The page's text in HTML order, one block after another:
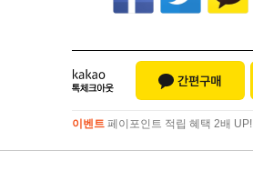
이벤트 페이포인트 적립 혜택 2배 UP!
이벤트페이포인트 적립 혜택 2배 UP!